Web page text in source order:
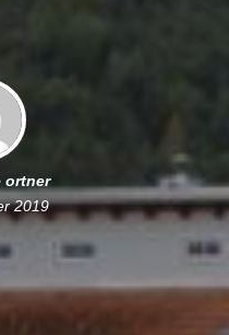
ortner
2019